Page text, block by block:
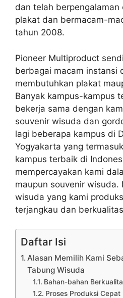
dan telah berpengalaman
plakat dan bermacam-
tahun 2008.
Pioneer Multiproduct
berbagai macam instansi
membutuhkan plakat
Banyak kampus-kampus
bekerja sama dengan
souvenir wisuda dan
lagi beberapa kampus di
Yogyakarta yang
kampus terbaik di
mempercayakan kami
maupun souvenir wisuda.
wisuda yang kami
terjangkau dan
Daftar Isi
Alasan Memilih Kami
Tabung Wisuda
Bahan-bahan
Proses Produksi Cepat